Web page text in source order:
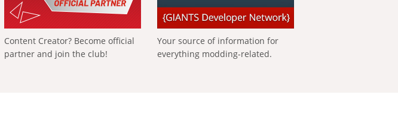
Content Creator? Become official
partner and join the club!
Your source of information for
everything modding-related.